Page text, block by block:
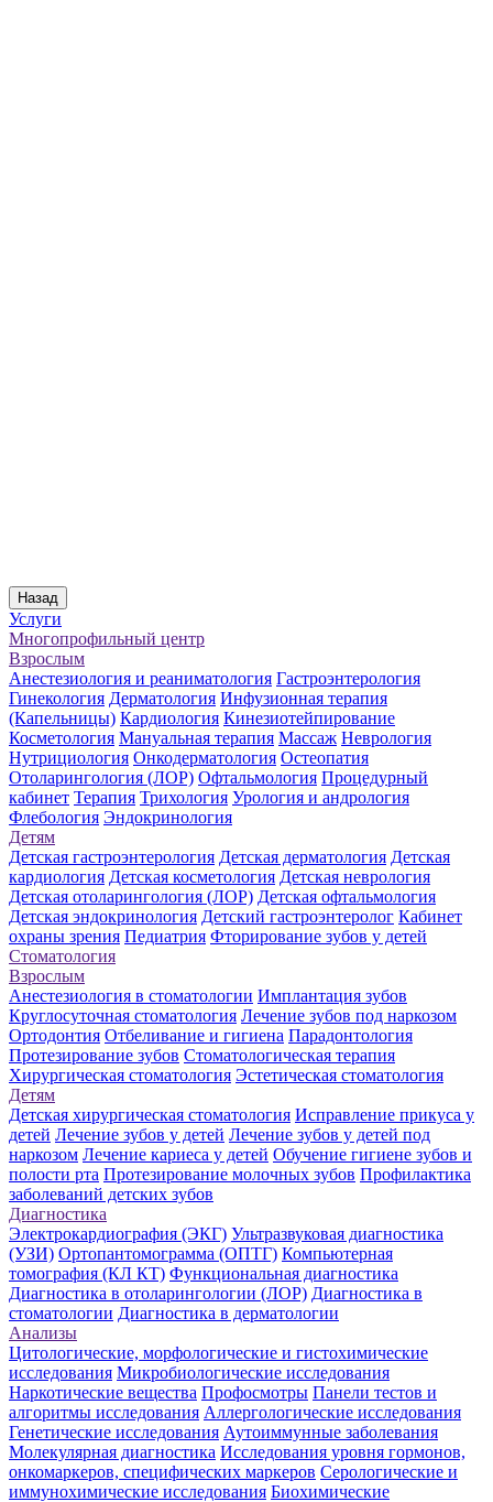
Назад
Услуги
Многопрофильный центр
Взрослым
Анестезиология и реаниматология Гастроэнтерология
Гинекология Дерматология Инфузионная терапия
(Капельницы) Кардиология Кинезиотейпирование
Косметология Мануальная терапия Массаж Неврология
Нутрициология Онкодерматология Остеопатия
Отоларингология (ЛОР) Офтальмология Процедурный
кабинет Терапия Трихология Урология и андрология
Флебология Эндокринология
Детям
Детская гастроэнтерология Детская дерматология Детская
кардиология Детская косметология Детская неврология
Детская отоларингология (ЛОР) Детская офтальмология
Детская эндокринология Детский гастроэнтеролог Кабинет
охраны зрения Педиатрия Фторирование зубов у детей
Стоматология
Взрослым
Анестезиология в стоматологии Имплантация зубов
Круглосуточная стоматология Лечение зубов под наркозом
Ортодонтия Отбеливание и гигиена Парадонтология
Протезирование зубов Стоматологическая терапия
Хирургическая стоматология Эстетическая стоматология
Детям
Детская хирургическая стоматология Исправление прикуса у
детей Лечение зубов у детей Лечение зубов у детей под
наркозом Лечение кариеса у детей Обучение гигиене зубов и
полости рта Протезирование молочных зубов Профилактика
заболеваний детских зубов
Диагностика
Электрокардиография (ЭКГ) Ультразвуковая диагностика
(УЗИ) Ортопантомограмма (ОПТГ) Компьютерная
томография (КЛ КТ) Функциональная диагностика
Диагностика в отоларингологии (ЛОР) Диагностика в
стоматологии Диагностика в дерматологии
Анализы
Цитологические, морфологические и гистохимические
исследования Микробиологические исследования
Наркотические вещества Профосмотры Панели тестов и
алгоритмы исследования Аллергологические исследования
Генетические исследования Аутоиммунные заболевания
Молекулярная диагностика Исследования уровня гормонов,
онкомаркеров, специфических маркеров Серологические и
иммунохимические исследования Биохимические